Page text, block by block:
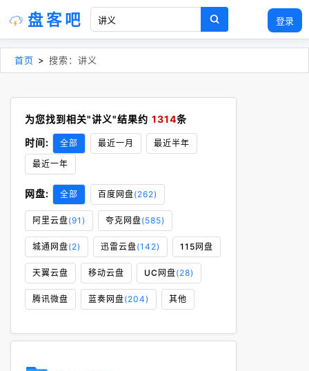
登录
盘客吧
首页 > 搜索：讲义
为您找到相关"讲义"结果约 1314条
时间:
全部 最近一月
最近半年
最近一年
网盘: 全部 百度网盘(262)
阿里云盘(91) 夸克网盘(585)
城通网盘(2) 迅雷云盘(142) 115网盘
天翼云盘 移动云盘 UC网盘(28)
腾讯微盘 蓝奏网盘(204) 其他